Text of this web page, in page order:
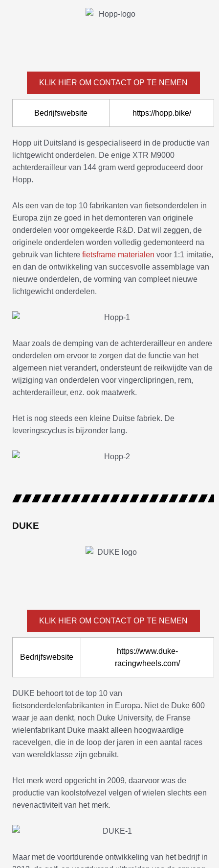
KLIK HIER OM CONTACT OP TE NEMEN
Bedrijfswebsite https://hopp.bike/
Hopp uit Duitsland is gespecialiseerd in de productie van
lichtgewicht onderdelen. De enige XTR M9000
achterderailleur van 144 gram werd geproduceerd door
Hopp.
Als een van de top 10 fabrikanten van fietsonderdelen in
Europa zijn ze goed in het demonteren van originele
onderdelen voor omgekeerde R&D. Dat wil zeggen, de
originele onderdelen worden volledig gedemonteerd na
gebruik van lichtere fietsframe materialen voor 1:1 imitatie,
en dan de ontwikkeling van succesvolle assemblage van
nieuwe onderdelen, de vorming van compleet nieuwe
lichtgewicht onderdelen.
Maar zoals de demping van de achterderailleur en andere
onderdelen om ervoor te zorgen dat de functie van het
algemeen niet verandert, ondersteunt de reikwijdte van de
wijziging van onderdelen voor vingerclipringen, rem,
achterderailleur, enz. ook maatwerk.
Het is nog steeds een kleine Duitse fabriek. De
leveringscyclus is bijzonder lang.
DUKE
KLIK HIER OM CONTACT OP TE NEMEN
Bedrijfswebsite
https://www.duke-
racingwheels.com/
DUKE behoort tot de top 10 van
fietsonderdelenfabrikanten in Europa. Niet de Duke 600
waar je aan denkt, noch Duke University, de Franse
wielenfabrikant Duke maakt alleen hoogwaardige
racevelgen, die in de loop der jaren in een aantal races
van wereldklasse zijn gebruikt.
Het merk werd opgericht in 2009, daarvoor was de
productie van koolstofvezel velgen of wielen slechts een
nevenactiviteit van het merk.
Maar met de voortdurende ontwikkeling van het bedrijf in